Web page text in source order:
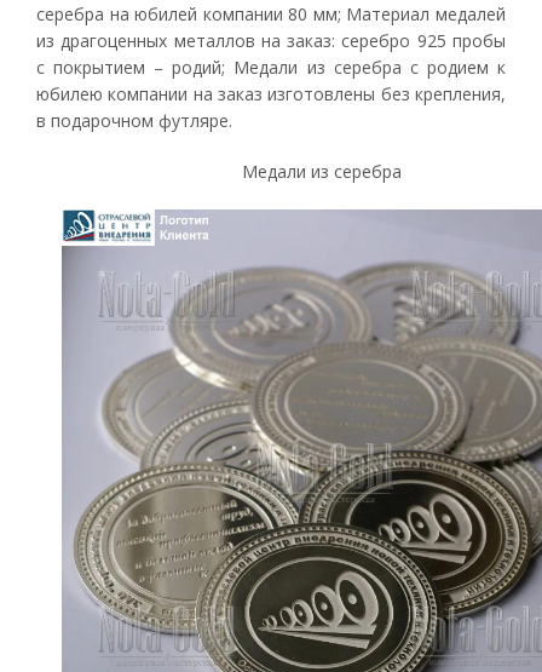
серебра на юбилей компании 80 мм; Материал медалей
из драгоценных металлов на заказ: серебро 925 пробы
с покрытием – родий; Медали из серебра с родием к
юбилею компании на заказ изготовлены без крепления,
в подарочном футляре.
Медали из серебра